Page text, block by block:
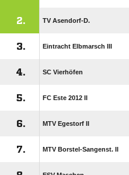
2. TV Asendorf-D.
3. Eintracht Elbmarsch III
4. SC Vierhöfen
5. FC Este 2012 II
6. MTV Egestorf II
7. MTV Borstel-Sangenst. II